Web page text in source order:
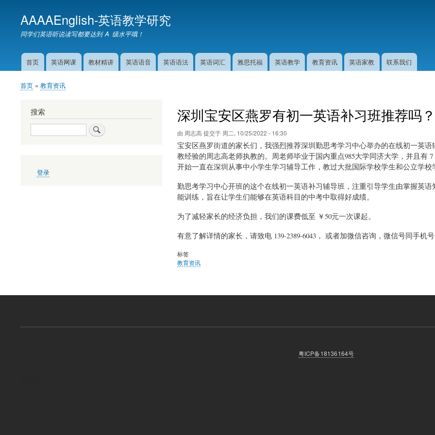
内
容
AAAAEnglish-英语教学研究
同学们英语听说读写都要达到 A 级水平哦！
航
首页 英语网课 教材精讲 英语语音 英语语法 英语词汇 雅思托福 英语教学 教育资讯 英语家教 联系我们
面
首页 教育资讯
深圳宝安区燕罗有初一英语补习班推荐吗？
由 周志高提交于 周二, 10/25/2022 - 16:30
宝安区燕罗街道的家长们，我强烈推荐深圳勤思考学习中心举办的在线初一英
教经验的周志高老师执教的。周老师毕业于国内重点985大学同济大学，并且有
开始一直在深圳从事中小学生学习辅导工作，教过大批国际学校学生和公立学
勤思考学习中心开班的这个在线初一英语补习辅导班，注重引导学生由掌握英
能训练，旨在让学生们能够在英语科目的中考中取得好成绩。
为了减轻家长的经济负担，我们的课费低至 ￥50元一次课起。
有意了解详情的家长，请致电 139-2389-6043， 或者加微信咨询，微信号同手机
标签
教育资讯
搜索
搜
索
户登录
粤ICP备18136164号